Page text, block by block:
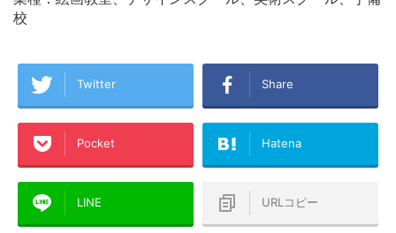
校
Twitter Share
Pocket Hatena
LINE URLコピー